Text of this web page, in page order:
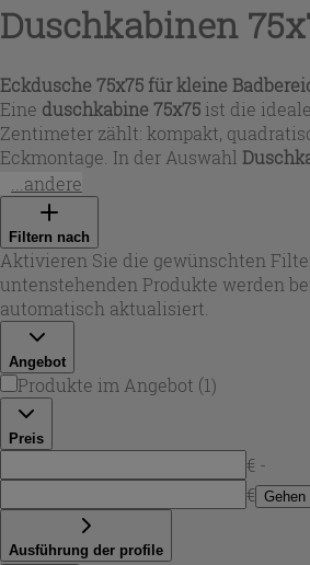
Duschkabinen
Eckdusche 75x75 für kleine
Eine duschkabine 75x75 ist die
Zentimeter zählt: kompakt,
Eckmontage. In der Auswahl
du Modelle als
Sicherheitsglas (6 mm) und stabilen
Aluminium bzw. PVC. Je nach Stil
stehen unterschiedliche Oberflächen
Chrom über glänzendes Weiß bis hin
passt diedusche 75x75sowohl in
klassisch helle Badkonzepte.
...andere
Filtern nach
Aktivieren Sie die gewünschten
untenstehenden Produkte werden
automatisch aktualisiert.
Angebot
Produkte im Angebot (1)
Preis
€ -
€ Gehen
Ausführung der profile